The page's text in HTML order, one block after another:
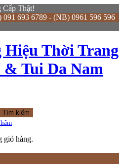
Cấp Thật!
693 6789 - (NB) 0961 596 596
Tìm kiếm
giỏ hàng.